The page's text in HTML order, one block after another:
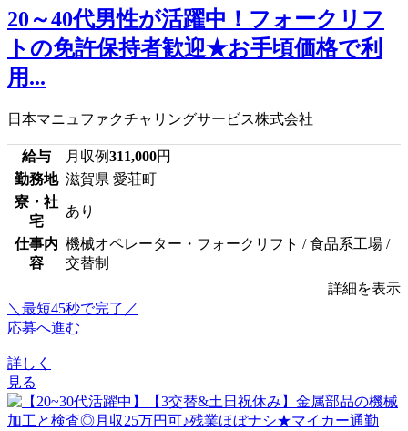
20～40代男性が活躍中！フォークリフ
トの免許保持者歓迎★お手頃価格で利
用...
日本マニュファクチャリングサービス株式会社
給与 月収例311,000円
勤務地 滋賀県 愛荘町
寮・社
宅
あり
仕事内
容
機械オペレーター・フォークリフト / 食品系工場 /
交替制
詳細を表示
＼最短45秒で完了／
応募へ進む
詳しく
見る